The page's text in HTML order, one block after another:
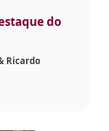
do
Ricardo